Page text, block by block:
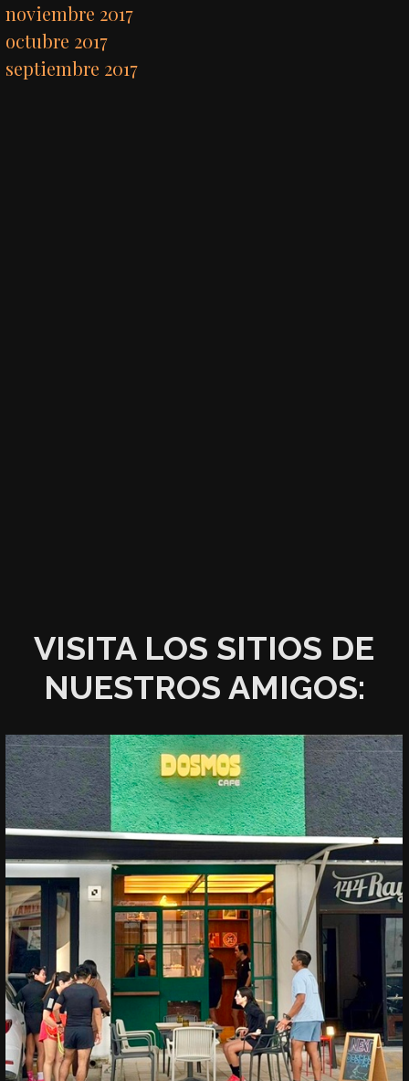
noviembre 2017
octubre 2017
septiembre 2017
VISITA LOS SITIOS DE
NUESTROS AMIGOS: